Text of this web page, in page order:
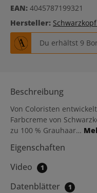
EAN: 4045787199321
Hersteller:
Du erhältst 9
Beschreibung
Von Coloristen
Farbcreme von
zu 100 % Grauhaar…
Eigenschaften
Video
1
Datenblätter 1